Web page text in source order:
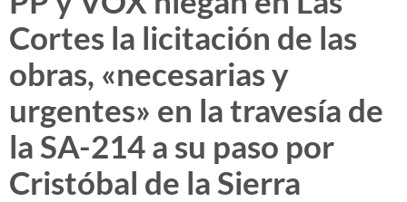
Cortes la licitación de las
obras, «necesarias y
urgentes» en la travesía de
la SA-214 a su paso por
Cristóbal de la Sierra